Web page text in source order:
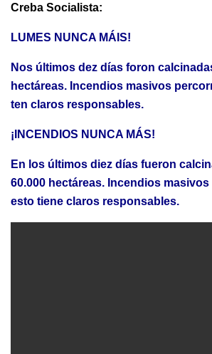
Creba Socialista:
LUMES NUNCA MÁIS!
Nos últimos dez días foron
hectáreas. Incendios masivos
ten claros responsables.
¡INCENDIOS NUNCA MÁS!
En los últimos diez días fueron
60.000 hectáreas. Incendios
esto tiene claros responsables.